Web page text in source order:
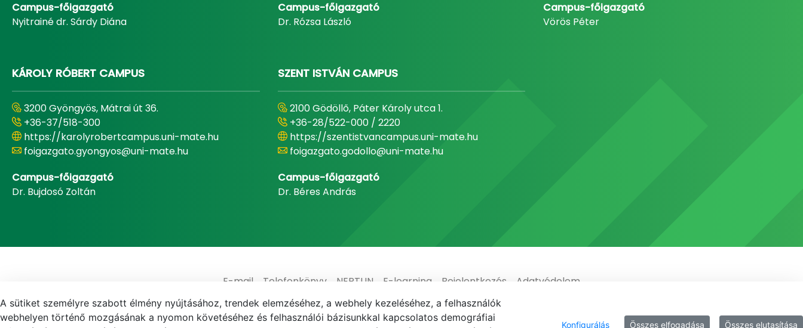
Campus-főigazgató
Nyitrainé dr. Sárdy Diána
Campus-főigazgató
Dr. Rózsa László
Campus-főigazgató
Vörös Péter
KÁROLY RÓBERT CAMPUS
3200 Gyöngyös, Mátrai út 36.
+36-37/518-300
https://karolyrobertcampus.uni-mate.hu
foigazgato.gyongyos@uni-mate.hu
Campus-főigazgató
Dr. Bujdosó Zoltán
SZENT ISTVÁN CAMPUS
2100 Gödöllő, Páter Károly utca 1.
+36-28/522-000 / 2220
https://szentistvancampus.uni-mate.hu
foigazgato.godollo@uni-mate.hu
Campus-főigazgató
Dr. Béres András
E-mail Telefonkönyv NEPTUN E-learning Bejelentkezés Adatvédelem
A sütiket személyre szabott élmény nyújtásához, trendek elemzéséhez, a webhely kezeléséhez, a felhasználók
webhelyen történő mozgásának a nyomon követéséhez és felhasználói bázisunkkal kapcsolatos demográfiai
Konfigurálás Összes elfogadása Összes elutasítása